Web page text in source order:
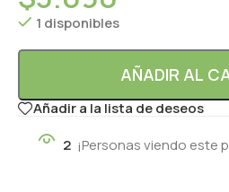
1 disponibles
AÑADIR AL
Añadir a la lista de deseos
2 ¡Personas viendo este